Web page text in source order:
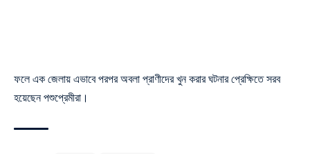
ফলে এক জেলায় এভাবে পরপর অবলা প্রাণীদের খুন করার ঘটনার প্রেক্ষিতে সরব
হয়েছেন পশুপ্রেমীরা।